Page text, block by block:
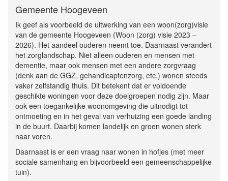
Gemeente Hoogeveen
Ik geef als voorbeeld de uitwerking van een woon(zorg)visie
van de gemeente Hoogeveen (Woon (zorg) visie 2023 –
2026). Het aandeel ouderen neemt toe. Daarnaast verandert
het zorglandschap. Niet alleen ouderen en mensen met
dementie, maar ook mensen met een andere zorgvraag
(denk aan de GGZ, gehandicaptenzorg, etc.) wonen steeds
vaker zelfstandig thuis. Dit betekent dat er voldoende
geschikte woningen voor deze doelgroepen nodig zijn. Maar
ook een toegankelijke woonomgeving die uitnodigt tot
ontmoeting en in het geval van verhuizing een goede landing
in de buurt. Daarbij komen landelijk en groen wonen sterk
naar voren.
Daarnaast is er een vraag naar wonen in hofjes (met meer
sociale samenhang en bijvoorbeeld een gemeenschappelijke
tuin).